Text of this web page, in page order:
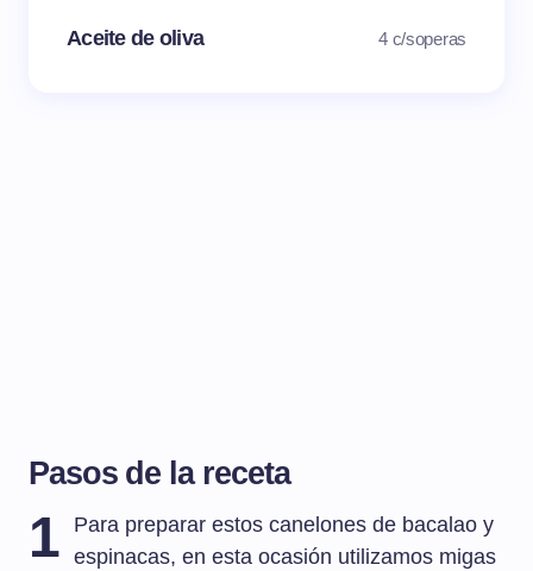
Aceite de oliva 4 c/soperas
Pasos de la receta
1
Para preparar estos canelones de bacalao y
espinacas, en esta ocasión utilizamos migas